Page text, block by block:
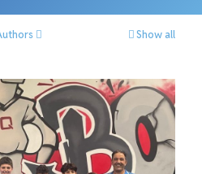
Show all